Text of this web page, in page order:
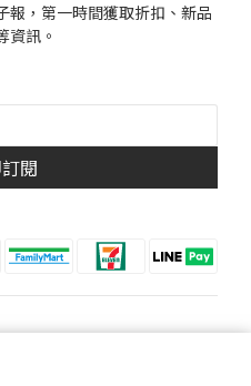
報，第一時間獲取折扣、新品
資訊。
閱